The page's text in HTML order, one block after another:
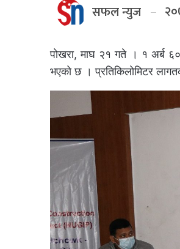
सफल न्युज
पोखरा, माघ २१ गते । १ अर्ब
भएको छ । प्रतिकिलोमिटर